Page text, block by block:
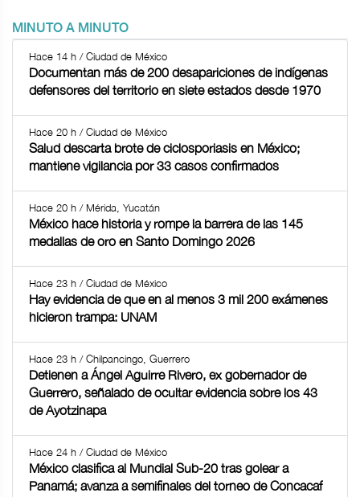
MINUTO A MINUTO
Hace 14 h / Ciudad de México
Documentan más de 200 desapariciones de indígenas
defensores del territorio en siete estados desde 1970
Hace 20 h / Ciudad de México
Salud descarta brote de ciclosporiasis en México;
mantiene vigilancia por 33 casos confirmados
Hace 20 h / Mérida, Yucatán
México hace historia y rompe la barrera de las 145
medallas de oro en Santo Domingo 2026
Hace 23 h / Ciudad de México
Hay evidencia de que en al menos 3 mil 200 exámenes
hicieron trampa: UNAM
Hace 23 h / Chilpancingo, Guerrero
Detienen a Ángel Aguirre Rivero, ex gobernador de
Guerrero, señalado de ocultar evidencia sobre los 43
de Ayotzinapa
Hace 24 h / Ciudad de México
México clasifica al Mundial Sub-20 tras golear a
Panamá; avanza a semifinales del torneo de Concacaf